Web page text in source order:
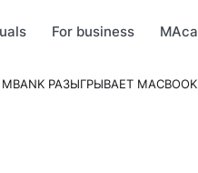
For business
MBANK РАЗЫГРЫВАЕТ